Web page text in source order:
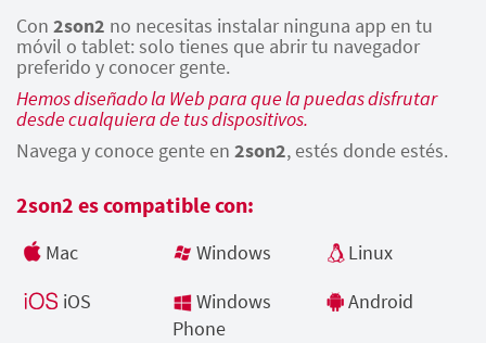
Con 2son2 no necesitas instalar ninguna app en tu
móvil o tablet: solo tienes que abrir tu navegador
preferido y conocer gente.
Hemos diseñado la Web para que la puedas disfrutar
desde cualquiera de tus dispositivos.
Navega y conoce gente en 2son2, estés donde estés.
2son2 es compatible con:
Mac Windows
Linux
iOS
Windows
Phone
Android